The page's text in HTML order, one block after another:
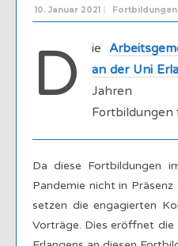
10. Januar 2021 Fortbildungen
D ie
an der Uni
Jahren
Fortbildungen
Da diese Fortbildungen
Pandemie nicht in
setzen die engagierten
Vorträge. Dies eröffnet die